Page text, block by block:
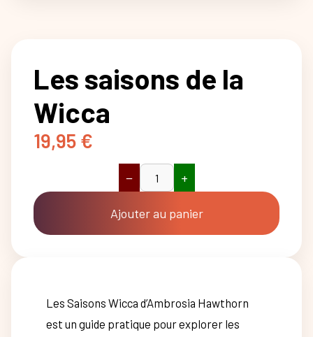
Les saisons de la
Wicca
19,95 €
quantité
Les
saisons
de
− +
Ajouter au panier
Les Saisons Wicca d’Ambrosia Hawthorn
est un guide pratique pour explorer les